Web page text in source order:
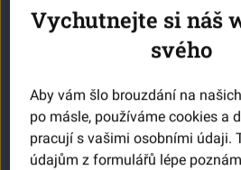
Každý měsíc vám vyplatíme
zůstává investovaný.
Váš první vklad
Aktuální hodnota:
Vychutnejte si náš
svého
Aby vám šlo brouzdání na
po másle, používáme cookies a
pracují s vašimi osobními údaji.
údajům z formulářů lépe